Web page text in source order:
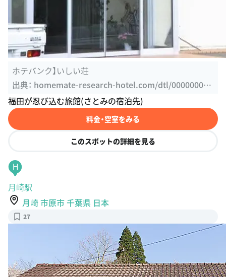
ホテバンク】いしい荘
出典：homemate-research-hotel.com/dtl/000000000
00000153771
福田が忍び込む旅館(さとみの宿泊先)
料金・空室をみる
このスポットの詳細を見る
月崎駅
月崎 市原市 千葉県 日本
27